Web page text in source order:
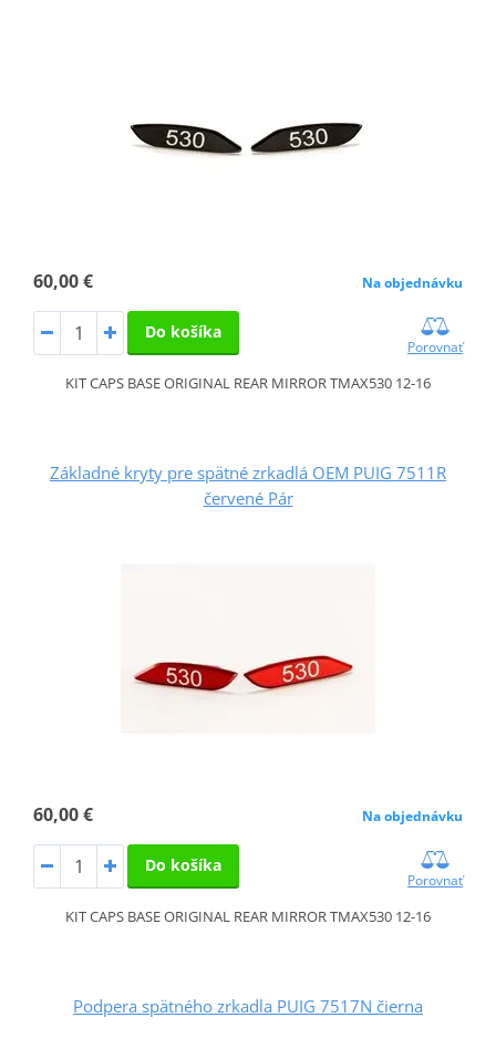
60,00 € Na objednávku
Do košíka
Porovnať
KIT CAPS BASE ORIGINAL REAR MIRROR TMAX530 12-16
Základné kryty pre spätné zrkadlá OEM PUIG 7511R
červené Pár
60,00 € Na objednávku
Do košíka
Porovnať
KIT CAPS BASE ORIGINAL REAR MIRROR TMAX530 12-16
Podpera spätného zrkadla PUIG 7517N čierna